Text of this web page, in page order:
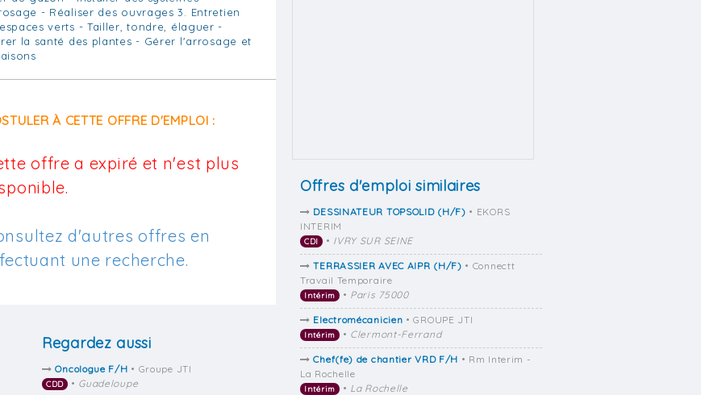
- Réaliser des ouvrages 3. Entretien
verts - Tailler, tondre, élaguer -
la santé des plantes - Gérer l'arrosage et
À CETTE OFFRE D'EMPLOI :
offre a expiré et n'est plus
d'autres offres en
une recherche.
Offres d'emploi similaires
DESSINATEUR TOPSOLID (H/F) • EKORS
INTERIM
CDI • IVRY SUR SEINE
TERRASSIER AVEC AIPR (H/F) • Connectt
Travail Temporaire
Intérim • Paris 75000
Electromécanicien • GROUPE JTI
Intérim • Clermont-Ferrand
Chef(fe) de chantier VRD F/H • Rm Interim -
La Rochelle
Intérim • La Rochelle
Regardez aussi
Oncologue F/H • Groupe JTI
CDD • Guadeloupe